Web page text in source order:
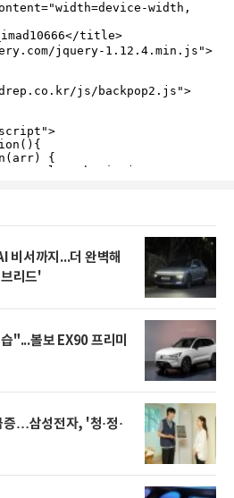
비서까지...더 완벽해
리드'
"...볼보 EX90 프리미
증…삼성전자, '청·정·